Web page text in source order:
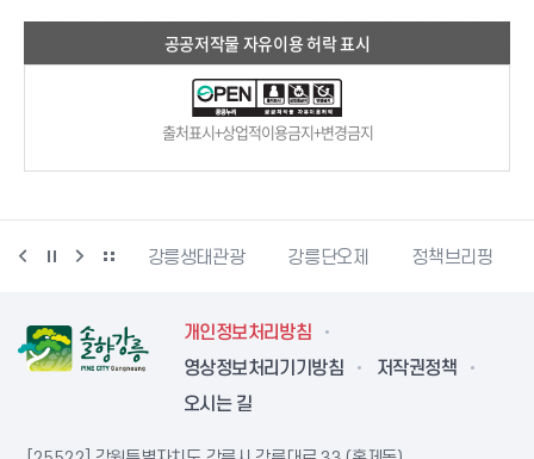
공공저작물 자유이용 허락 표시
출처표시+상업적이용금지+변경금지
동물사랑센터 강릉생태관광 강릉단오제 정책브리핑
개인정보처리방침
영상정보처리기기방침
저작권정책
오시는 길